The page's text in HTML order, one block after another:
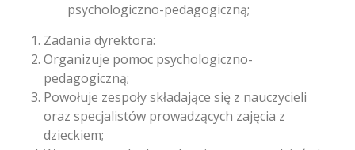
psychologiczno-pedagogiczną;
Zadania dyrektora:
Organizuje pomoc psychologiczno-
pedagogiczną;
Powołuje zespoły składające się z nauczycieli
oraz specjalistów prowadzących zajęcia z
dzieckiem;